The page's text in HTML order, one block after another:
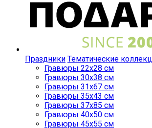
Праздники Тематические
Гравюры 22x28 см
Гравюры 30x38 см
Гравюры 31x67 см
Гравюры 35x43 см
Гравюры 37x85 см
Гравюры 40x50 см
Гравюры 45x55 см